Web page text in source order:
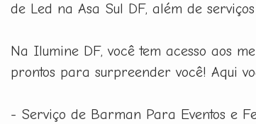
de Led na Asa Sul DF, além de
Na Ilumine DF, você tem acesso aos
prontos para surpreender você! Aqui
- Serviço de Barman Para Eventos e